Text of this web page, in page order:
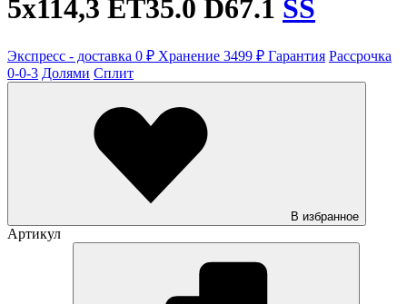
5x114,3 ET35.0 D67.1 SS
Экспресс - доставка 0 ₽ Хранение 3499 ₽ Гарантия Рассрочка
0-0-3 Долями Сплит
В избранное
Артикул